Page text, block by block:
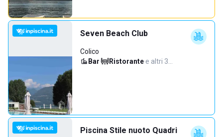
Seven Beach Club
Colico
Bar· Ristorante·e altri 3…
Piscina Stile nuoto Quadri